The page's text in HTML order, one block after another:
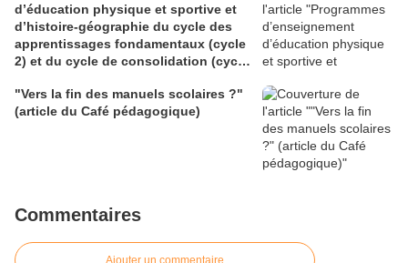
d’éducation physique et sportive et
d’histoire-géographie du cycle des
apprentissages fondamentaux (cycle
2) et du cycle de consolidation (cycle
"Vers la fin des manuels scolaires ?"
(article du Café pédagogique)
Commentaires
Ajouter un commentaire